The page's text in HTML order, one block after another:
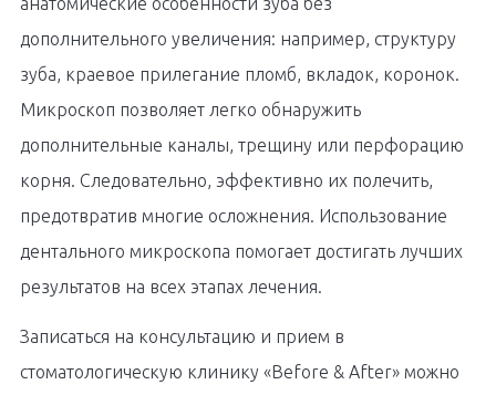
дополнительного увеличения: например, структуру
зуба, краевое прилегание пломб, вкладок, коронок.
Микроскоп позволяет легко обнаружить
дополнительные каналы, трещину или перфорацию
корня. Следовательно, эффективно их полечить,
предотвратив многие осложнения. Использование
дентального микроскопа помогает достигать лучших
результатов на всех этапах лечения.
Записаться на консультацию и прием в
стоматологическую клинику «Before & After» можно